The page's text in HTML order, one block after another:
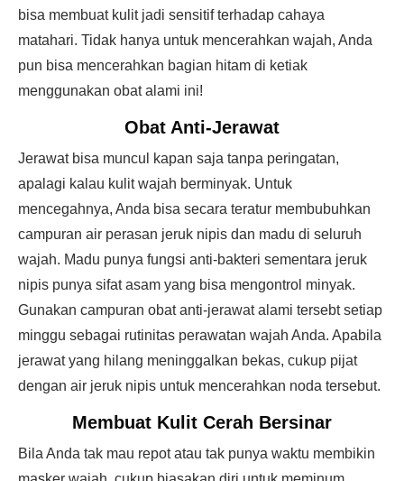
bisa membuat kulit jadi sensitif terhadap cahaya
matahari. Tidak hanya untuk mencerahkan wajah, Anda
pun bisa mencerahkan bagian hitam di ketiak
menggunakan obat alami ini!
Obat Anti-Jerawat
Jerawat bisa muncul kapan saja tanpa peringatan,
apalagi kalau kulit wajah berminyak. Untuk
mencegahnya, Anda bisa secara teratur membubuhkan
campuran air perasan jeruk nipis dan madu di seluruh
wajah. Madu punya fungsi anti-bakteri sementara jeruk
nipis punya sifat asam yang bisa mengontrol minyak.
Gunakan campuran obat anti-jerawat alami tersebt setiap
minggu sebagai rutinitas perawatan wajah Anda. Apabila
jerawat yang hilang meninggalkan bekas, cukup pijat
dengan air jeruk nipis untuk mencerahkan noda tersebut.
Membuat Kulit Cerah Bersinar
Bila Anda tak mau repot atau tak punya waktu membikin